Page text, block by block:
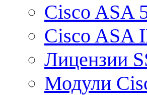
Cisco ASA
Cisco ASA
Лицензии
Модули